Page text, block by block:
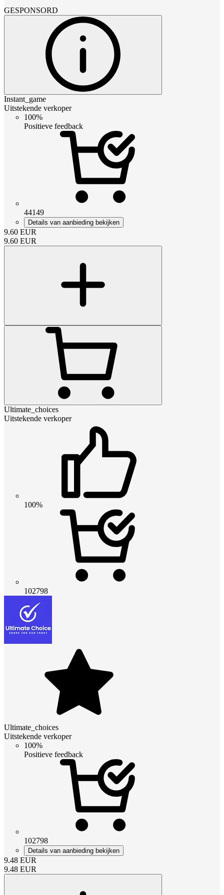
GESPONSORD
Instant_game
Uitstekende verkoper
100%
Positieve feedback
44149
Details van aanbieding bekijken
9.60 EUR
9.60 EUR
Ultimate_choices
Uitstekende verkoper
100%
102798
Ultimate_choices
Uitstekende verkoper
100%
Positieve feedback
102798
Details van aanbieding bekijken
9.48 EUR
9.48 EUR